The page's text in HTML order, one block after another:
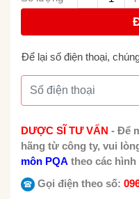
Để lại số điện thoại,
DƯỢC SĨ TƯ VẤN - Để
hãng từ công ty, vui
môn PQA theo các
Gọi điện theo số: